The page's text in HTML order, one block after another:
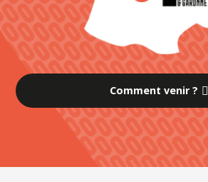
Comment venir ?